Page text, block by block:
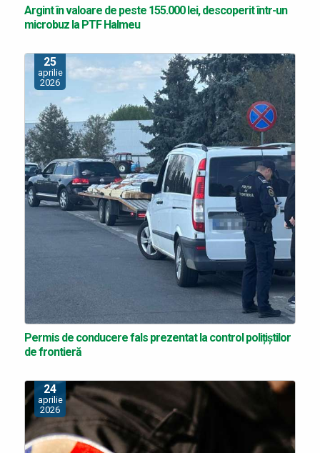
Argint în valoare de peste 155.000 lei, descoperit într-un
microbuz la PTF Halmeu
25
aprilie
2026
Permis de conducere fals prezentat la control polițiștilor
de frontieră
24
aprilie
2026